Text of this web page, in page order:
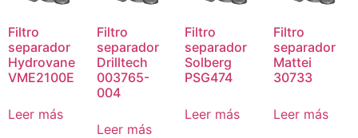
Filtro
separador
Hydrovane
VME2100E
Leer más
Filtro
separador
Drilltech
003765-
004
Leer más
Filtro
separador
Solberg
PSG474
Leer más
Filtro
separador
Mattei
30733
Leer más